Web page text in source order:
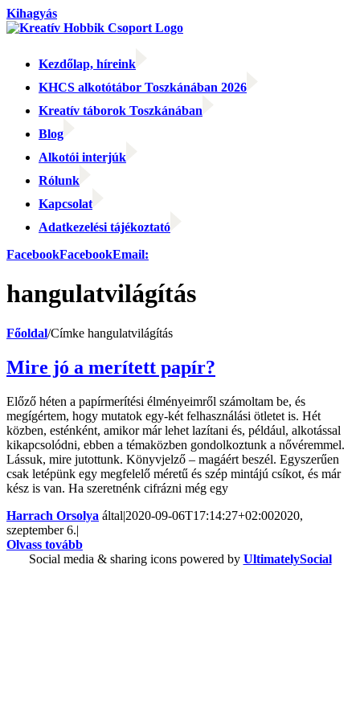
Kihagyás
Kezdőlap, híreink
KHCS alkotótábor Toszkánában 2026
Kreatív táborok Toszkánában
Blog
Alkotói interjúk
Rólunk
Kapcsolat
Adatkezelési tájékoztató
FacebookFacebookEmail:
hangulatvilágítás
Főoldal/Címke hangulatvilágítás
Mire jó a merített papír?
Előző héten a papírmerítési élményeimről számoltam be, és
megígértem, hogy mutatok egy-két felhasználási ötletet is. Hét
közben, esténként, amikor már lehet lazítani és, például, alkotással
kikapcsolódni, ebben a témaközben gondolkoztunk a nővéremmel.
Lássuk, mire jutottunk. Könyvjelző – magáért beszél. Egyszerűen
csak letépünk egy megfelelő méretű és szép mintájú csíkot, és már
kész is van. Ha szeretnénk cifrázni még egy
Harrach Orsolya által|2020-09-06T17:14:27+02:002020,
szeptember 6.|
Olvass tovább
Social media & sharing icons powered by UltimatelySocial